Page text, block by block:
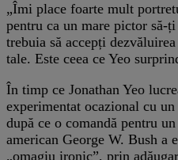
„Îmi place foarte mult
pentru ca un mare pictor să-
trebuia să accepți
tale. Este ceea ce Yeo
În timp ce Jonathan Yeo
experimentat ocazional cu
după ce o comandă pentru
american George W. Bush a
„omagiu ironic”, prin